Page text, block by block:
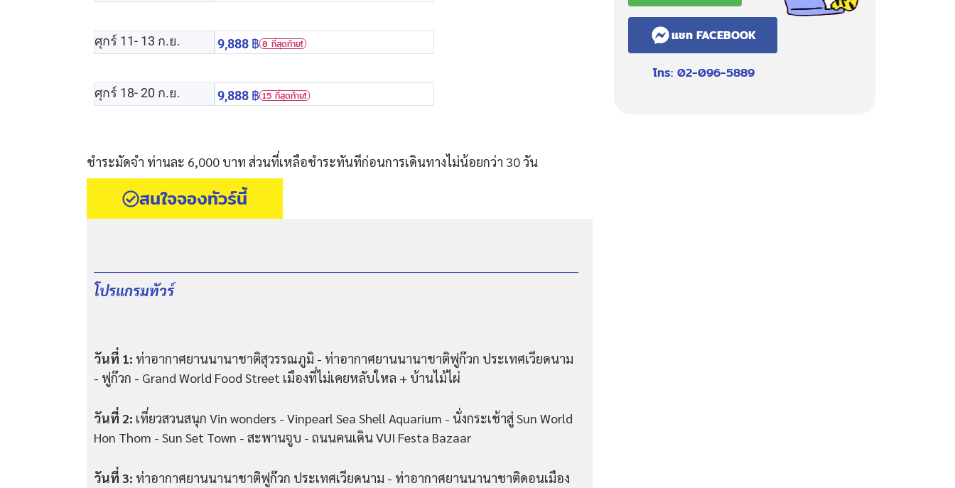
ศุกร์ 11- 13 ก.ย. 9,888 ฿ 8 ที่สุดท้าย❗️
ศุกร์ 18- 20 ก.ย. 9,888 ฿ 15 ที่สุดท้าย❗️
ชำระมัดจำ ท่านละ 6,000 บาท ส่วนที่เหลือชำระทันทีก่อนการเดินทางไม่น้อยกว่า 30 วัน
สนใจจองทัวร์นี้
โปรแกรมทัวร์
วันที่ 1: ท่าอากาศยานนานาชาติสุวรรณภูมิ - ท่าอากาศยานนานาชาติฟูก๊วก ประเทศเวียดนาม
- ฟูก๊วก - Grand World Food Street เมืองที่ไม่เคยหลับใหล + บ้านไม้ไผ่
วันที่ 2: เที่ยวสวนสนุก Vin wonders - Vinpearl Sea Shell Aquarium - นั่งกระเช้าสู่ Sun World
Hon Thom - Sun Set Town - สะพานจูบ - ถนนคนเดิน VUI Festa Bazaar
วันที่ 3: ท่าอากาศยานนานาชาติฟูก๊วก ประเทศเวียดนาม - ท่าอากาศยานนานาชาติดอนเมือง
แชท FACEBOOK
โทร: 02-096-5889